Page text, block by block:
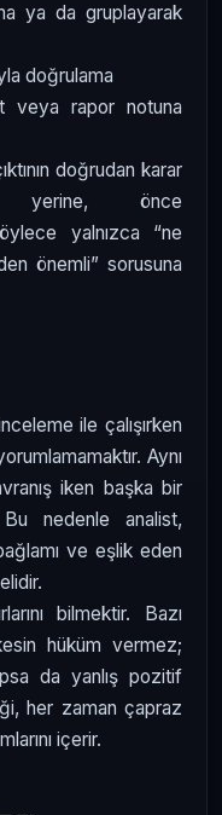
ya da gruplayarak
doğrulama
veya rapor notuna
doğrudan karar
yerine, önce
yalnızca “ne
önemli” sorusuna
ile çalışırken
Aynı
iken başka bir
nedenle analist,
ve eşlik eden
bilmektir. Bazı
hüküm vermez;
da yanlış pozitif
her zaman çapraz
içerir.